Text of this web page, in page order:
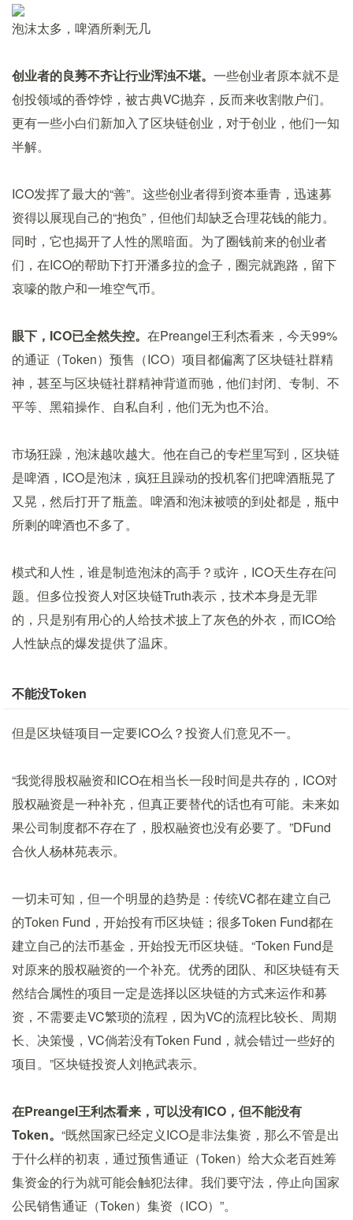
泡沫太多，啤酒所剩无几
创业者的良莠不齐让行业浑浊不堪。 一些创业者原本就不是
创投领域的香饽饽，被古典VC抛弃，反而来收割散户们。
更有一些小白们新加入了区块链创业，对于创业，他们一知
半解。
ICO发挥了最大的“善”。这些创业者得到资本垂青，迅速募
资得以展现自己的“抱负”，但他们却缺乏合理花钱的能力。
同时，它也揭开了人性的黑暗面。为了圈钱前来的创业者
们，在ICO的帮助下打开潘多拉的盒子，圈完就跑路，留下
哀嚎的散户和一堆空气币。
眼下，ICO已全然失控。 在Preangel王利杰看来，今天99%
的通证（Token）预售（ICO）项目都偏离了区块链社群精
神，甚至与区块链社群精神背道而驰，他们封闭、专制、不
平等、黑箱操作、自私自利，他们无为也不治。
市场狂躁，泡沫越吹越大。他在自己的专栏里写到，区块链
是啤酒，ICO是泡沫，疯狂且躁动的投机客们把啤酒瓶晃了
又晃，然后打开了瓶盖。啤酒和泡沫被喷的到处都是，瓶中
所剩的啤酒也不多了。
模式和人性，谁是制造泡沫的高手？或许，ICO天生存在问
题。但多位投资人对区块链Truth表示，技术本身是无罪
的，只是别有用心的人给技术披上了灰色的外衣，而ICO给
人性缺点的爆发提供了温床。
不能没Token
但是区块链项目一定要ICO么？投资人们意见不一。
“我觉得股权融资和ICO在相当长一段时间是共存的，ICO对
股权融资是一种补充，但真正要替代的话也有可能。未来如
果公司制度都不存在了，股权融资也没有必要了。”DFund
合伙人杨林苑表示。
一切未可知，但一个明显的趋势是：传统VC都在建立自己
的Token Fund，开始投有币区块链；很多Token Fund都在
建立自己的法币基金，开始投无币区块链。“Token Fund是
对原来的股权融资的一个补充。优秀的团队、和区块链有天
然结合属性的项目一定是选择以区块链的方式来运作和募
资，不需要走VC繁琐的流程，因为VC的流程比较长、周期
长、决策慢，VC倘若没有Token Fund，就会错过一些好的
项目。”区块链投资人刘艳武表示。
在Preangel王利杰看来，可以没有ICO，但不能没有
Token。 “既然国家已经定义ICO是非法集资，那么不管是出
于什么样的初衷，通过预售通证（Token）给大众老百姓筹
集资金的行为就可能会触犯法律。我们要守法，停止向国家
公民销售通证（Token）集资（ICO）”。